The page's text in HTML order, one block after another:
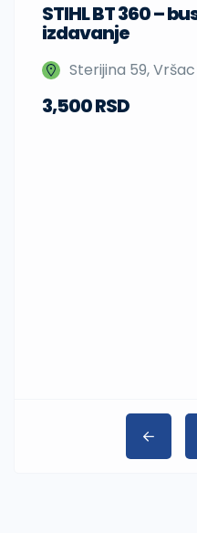
STIHL BT 360 –
izdavanje
Sterijina 59,
3,500 RSD